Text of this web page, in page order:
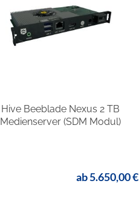
Hive Beeblade Nexus 2 TB
Medienserver (SDM Modul)
ab5.650,00 €